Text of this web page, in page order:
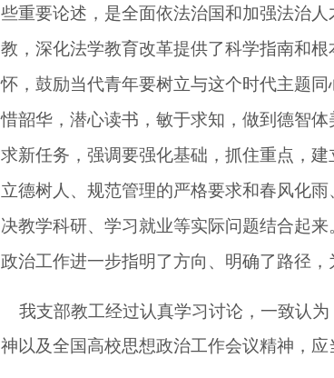
些重要论述，是全面依法治国和加强法治
教，深化法学教育改革提供了科学指南和
怀，鼓励当代青年要树立与这个时代主题
惜韶华，潜心读书，敏于求知，做到德智
求新任务，强调要强化基础，抓住重点，
立德树人、规范管理的严格要求和春风化
决教学科研、学习就业等实际问题结合起
政治工作进一步指明了方向、明确了路径
我支部教工经过认真学习讨论，一致认
神以及全国高校思想政治工作会议精神，应